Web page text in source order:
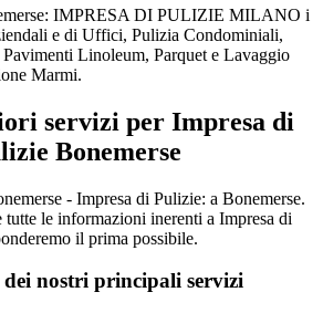
IMPRESA DI PULIZIE MILANO i
e di Uffici, Pulizia Condominiali,
Linoleum, Parquet e Lavaggio
Marmi.
servizi per Impresa di
Bonemerse
nostri principali servizi